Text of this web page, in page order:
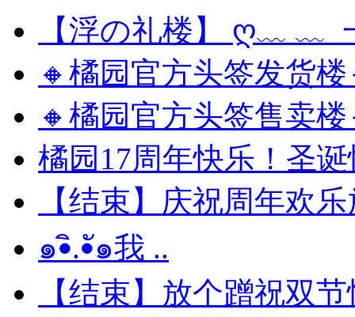
【浮の礼楼】 ღ﹏ ﹏
🔸橘园官方头签发货
🔸橘园官方头签售卖
橘园17周年快乐！圣
【结束】庆祝周年欢
๑•ิ.•ั๑我 ..
【结束】放个蹭祝双